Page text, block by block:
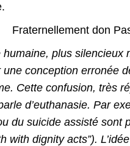
Fraternellement don
plus silencieux
conception erronée
Cette confusion, très
d’euthanasie. Par
du suicide assisté sont
with dignity acts”).